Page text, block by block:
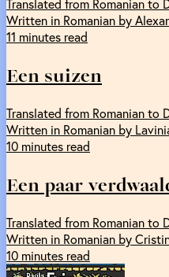
Translated from Romanian to
Written in Romanian by
11 minutes read
Een suizen
Translated from Romanian to
Written in Romanian by
10 minutes read
Een paar
Translated from Romanian to
Written in Romanian by
10 minutes read